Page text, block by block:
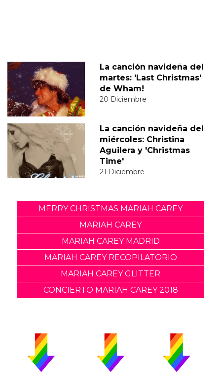
La canción navideña del
martes: 'Last Christmas'
de Wham!
20 Diciembre
La canción navideña del
miércoles: Christina
Aguilera y 'Christmas
Time'
21 Diciembre
MERRY CHRISTMAS MARIAH CAREY
MARIAH CAREY
MARIAH CAREY MADRID
MARIAH CAREY RECOPILATORIO
MARIAH CAREY GLITTER
CONCIERTO MARIAH CAREY 2018